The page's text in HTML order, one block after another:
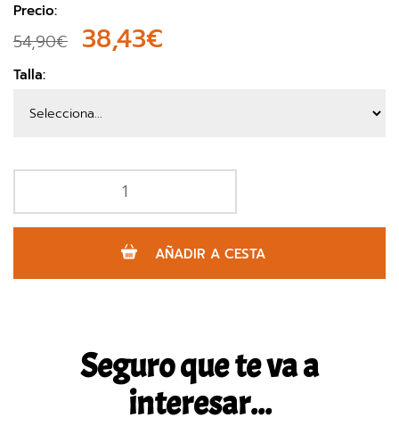
Precio:
54,90€ 38,43€
Talla:
AÑADIR A CESTA
Seguro que te va a
interesar...